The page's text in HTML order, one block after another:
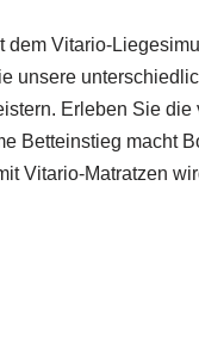
Vitario-
unsere
Erleben Sie die
Betteinstieg macht
Vitario-Matratzen